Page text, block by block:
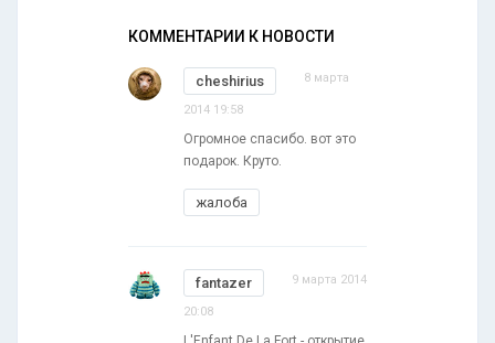
КОММЕНТАРИИ К НОВОСТИ
cheshirius 8 марта
2014 19:58
Огромное спасибо. вот это
подарок. Круто.
жалоба
fantazer 9 марта 2014
20:08